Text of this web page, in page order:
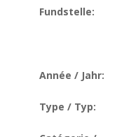
Fundstelle:
Année / Jahr:
Type / Typ: